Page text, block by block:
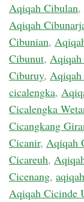
Aqiqah Cibulan,
Aqiqah
Cibunian,
Cibunut,
Ciburuy, Aqiqah
cicalengka,
Cicalengka
Cicangkang
Cicanir, Aqiqah
Cicareuh,
Cicenang,
Aqiqah Cicinde